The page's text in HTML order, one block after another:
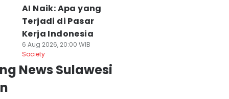
AI Naik: Apa yang
Terjadi di Pasar
Kerja Indonesia
6 Aug 2026, 20:00 WIB
Society
News Sulawesi